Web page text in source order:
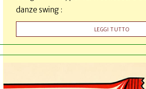
danze swing :
LEGGI TUTTO